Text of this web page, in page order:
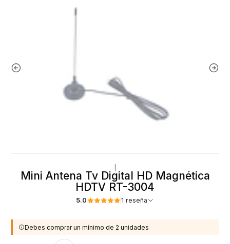
Mini Antena Tv Digital HD Magnética
HDTV RT-3004
5.0 1 reseña
Debes comprar un mínimo de 2 unidades